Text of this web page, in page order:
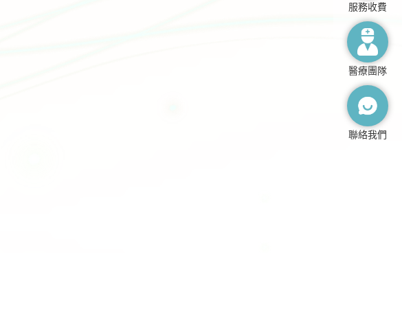
服務收費
醫療團隊
聯絡我們